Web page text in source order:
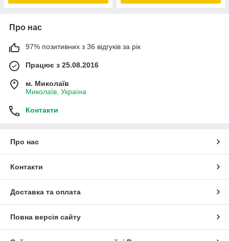
Про нас
97% позитивних з 36 відгуків за рік
Працює з 25.08.2016
м. Миколаїв
Миколаїв, Україна
Контакти
Про нас
Контакти
Доставка та оплата
Повна версія сайту